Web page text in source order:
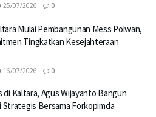
25/07/2026 0
Mulai Pembangunan Mess Polwan,
Tingkatkan Kesejahteraan
16/07/2026 0
di Kaltara, Agus Wijayanto Bangun
Strategis Bersama Forkopimda